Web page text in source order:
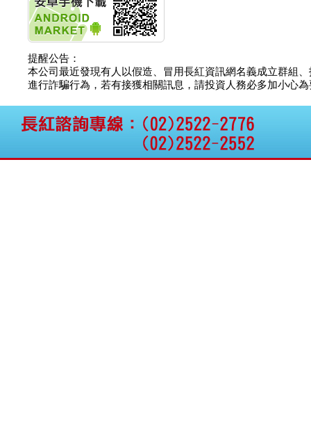
碩通散熱股份有限公司
公告董事會決議發行員
工認股權
華旭先進:代重要子公司
碩通散熱股份有限公司
公告董事會追認113年
向關係
公告向關係人取得使用
仁新醫藥:代重要子公司
提醒公告：
本公司最近發現有人以假造、冒用長紅資訊網名義成立群組
進行詐騙行為，若有接獲相關訊息，請投資人務必多加小心